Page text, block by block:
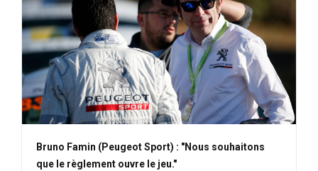
Bruno Famin (Peugeot Sport) : "Nous souhaitons
que le règlement ouvre le jeu."